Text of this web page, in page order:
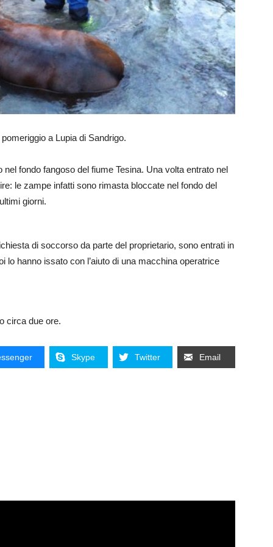
a Lupia di Sandrigo.
fondo fangoso del fiume Tesina. Una volta entrato nel
le zampe infatti sono rimasta bloccate nel fondo del
giorni.
di soccorso da parte del proprietario, sono entrati in
lo hanno issato con l’aiuto di una macchina operatrice
circa due ore.
Skype Twitter Email